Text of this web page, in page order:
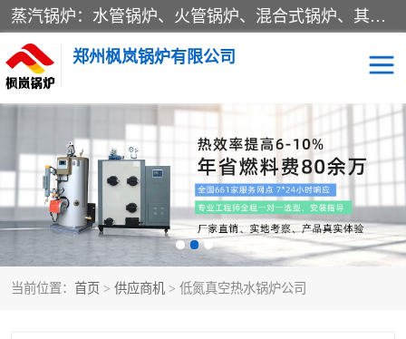
蒸汽锅炉：水管锅炉、火管锅炉、混合式锅炉、其他蒸汽锅炉； 热水锅炉：家用型集中供暖用热水锅炉、其他热水锅炉； 有机热载体锅炉； 船用蒸汽锅炉； （锅炉用辅助设备及装置）蒸汽冷凝器：表面冷凝器、混合式冷凝器、空冷式冷凝器、其他蒸汽冷凝器； 锅炉用辅助设备：节热器、蒸汽收集器、蓄能器、烟垢清除器、气体回收器、泥渣刮除器、空气预热器、其他锅炉用辅助设备；
郑州枫岚锅炉有限公司
当前位置： 首页 > 供应商机 > 低氮真空热水锅炉公司